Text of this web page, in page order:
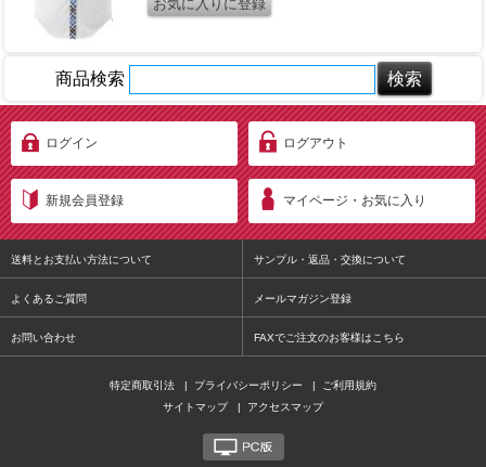
商品検索
ログイン ログアウト
新規会員登録 マイページ・お気に入り
送料とお支払い方法について サンプル・返品・交換について
よくあるご質問 メールマガジン登録
お問い合わせ FAXでご注文のお客様はこちら
特定商取引法 | プライバシーポリシー |
ご利用規約
サイトマップ
| アクセスマップ